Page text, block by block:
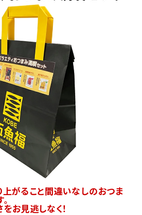
がること間違いなしのおつま
お見逃しなく！